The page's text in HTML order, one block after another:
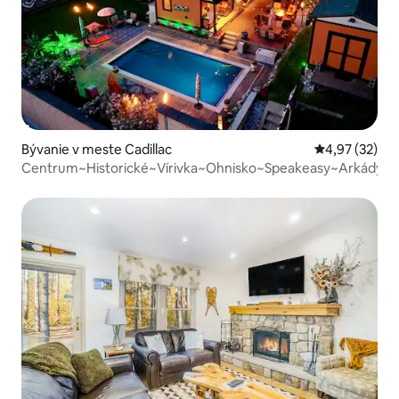
Bývanie v meste Cadillac Priemerné
4,97 (32)
Centrum~Historické~Vírivka~Ohnisko~Speakeasy~Arkády